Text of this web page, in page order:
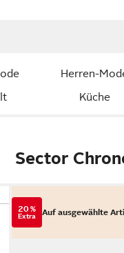
Herren-
Küche
Sector
20 %
Extra Auf ausgewählte